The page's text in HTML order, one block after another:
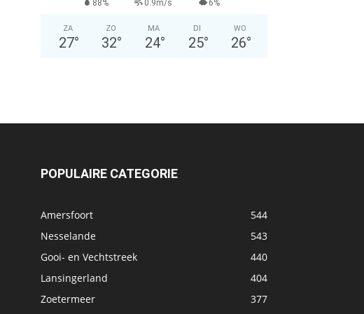
88% 0.9m/s 6%
ZA
27°
ZO
32°
MA
24°
DI
25°
WO
26°
POPULAIRE CATEGORIE
Amersfoort
544
Nesselande
543
Gooi- en Vechtstreek
440
Lansingerland
404
Zoetermeer
377